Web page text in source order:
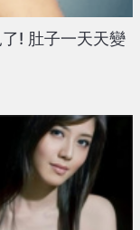
! 肚子一天天變